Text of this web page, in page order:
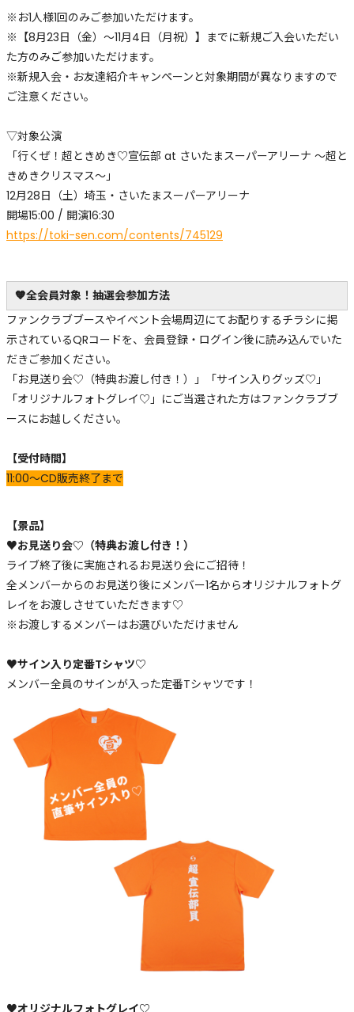
※お1人様1回のみご参加いただけます。
※【8月23日（金）～11月4日（月祝）】までに新規ご入会いただい
た方のみご参加いただけます。
※新規入会・お友達紹介キャンペーンと対象期間が異なりますので
ご注意ください。
▽対象公演
「行くぜ！超ときめき♡宣伝部 at さいたまスーパーアリーナ 〜超と
きめきクリスマス〜」
12月28日（土）埼玉・さいたまスーパーアリーナ
開場15:00 / 開演16:30
https://toki-sen.com/contents/745129
🧡全会員対象！抽選会参加方法
ファンクラブブースやイベント会場周辺にてお配りするチラシに掲
示されているQRコードを、会員登録・ログイン後に読み込んでいた
だきご参加ください。
「お見送り会♡（特典お渡し付き！）」「サイン入りグッズ♡」
「オリジナルフォトグレイ♡」にご当選された方はファンクラブブ
ースにお越しください。
【受付時間】
11:00～CD販売終了まで
【景品】
♥お見送り会♡（特典お渡し付き！）
ライブ終了後に実施されるお見送り会にご招待！
全メンバーからのお見送り後にメンバー1名からオリジナルフォトグ
レイをお渡しさせていただきます♡
※お渡しするメンバーはお選びいただけません
♥サイン入り定番Tシャツ♡
メンバー全員のサインが入った定番Tシャツです！
♥オリジナルフォトグレイ♡